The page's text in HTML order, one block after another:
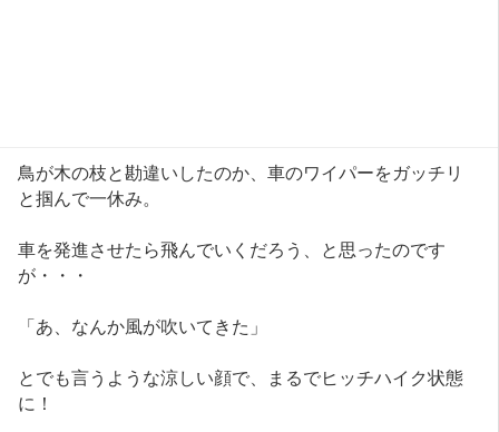
鳥が木の枝と勘違いしたのか、車のワイパーをガッチリ
と掴んで一休み。
車を発進させたら飛んでいくだろう、と思ったのです
が・・・
「あ、なんか風が吹いてきた」
とでも言うような涼しい顔で、まるでヒッチハイク状態
に！